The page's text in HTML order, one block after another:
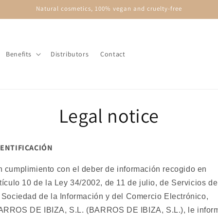
Natural cosmetics, 100% vegan and cruelty-free
Benefits Distributors Contact
Legal notice
cumplimiento con el deber de información recogido en
10 de la Ley 34/2002, de 11 de julio, de Servicios de
Sociedad de la Información y del Comercio Electrónico,
DE IBIZA, S.L. (BARROS DE IBIZA, S.L.), le